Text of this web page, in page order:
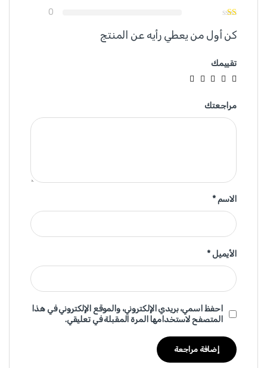
0
كن أول من يعطي رأيه عن المنتج
تقييمك
مراجعتك
الاسم*
الأيميل*
احفظ اسمي، بريدي الإلكتروني، والموقع الإلكتروني في هذا
المتصفح لاستخدامها المرة المقبلة في تعليقي.